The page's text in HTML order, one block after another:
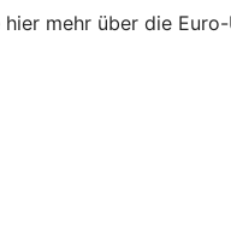
mehr über die